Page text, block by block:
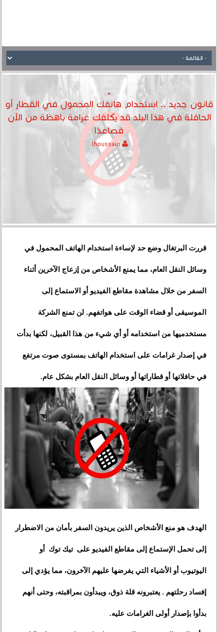
قانون جديد .. استخدام هاتفك المحمول في القطار أو
الحافلة في هذا البلد قد يكلفك غرامة باهظة من الآن
فصاعدًا
قررت البرتغال وضع حد لإساءة استخدام الهاتف المحمول في
وسائل النقل العام، مما يمنع الأشخاص من إزعاج الآخرين أثناء
السفر من خلال مشاهدة مقاطع الفيديو أو الاستماع إلى
الموسيقى أو قضاء الوقت على هواتفهم. لن تمنع الشركة
مستخدميها من استخدامه أو أي شيء من هذا القبيل، لكنها بدأت
في إصدار غرامات على استخدام الهاتف بمستوى صوت مرتفع
في حافلاتها أو قطاراتها أو وسائل النقل العام بشكل عام.
الهدف هو منع الأشخاص الذين يريدون السفر بأمان من الاضطرار
إلى تحمل الإستماع إلى مقاطع الفيديو على تيك توك أو
اليوتيوب أو الأشياء التي يفرضها عليهم الآخرون، مما يؤدي إلى
إفساد رحلتهم . يعتبرونه قلة ذوق، ويبدأون بمراقبته، وحتى أنهم
بدأوا بإصدار أولى الغرامات عليه.